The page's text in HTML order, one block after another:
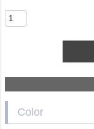
Color